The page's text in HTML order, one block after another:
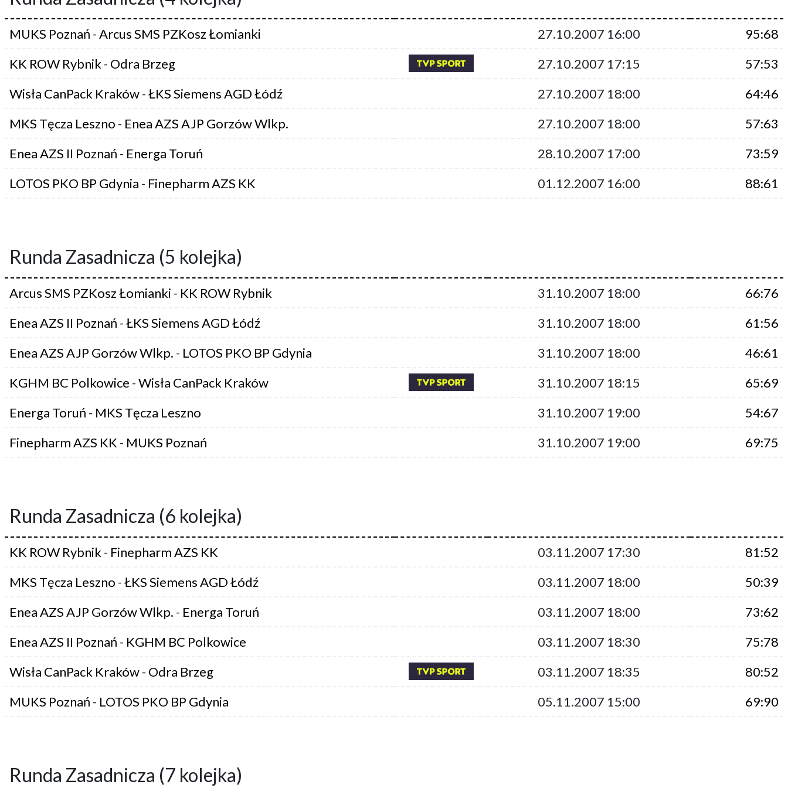
MUKS Poznań -Arcus SMS PZKosz Łomianki 27.10.2007 16:00
95:68
KK ROW Rybnik - Odra Brzeg 27.10.2007 17:15
57:53
Wisła CanPack Kraków-ŁKS Siemens AGD Łódź 27.10.2007 18:00
64:46
MKS Tęcza Leszno - Enea AZS AJP Gorzów Wlkp. 27.10.2007 18:00
57:63
Enea AZS II Poznań - Energa Toruń 28.10.2007 17:00
73:59
LOTOS PKO BP Gdynia - Finepharm AZS KK 01.12.2007 16:00 88:61
Runda Zasadnicza (5 kolejka)
Arcus SMS PZKosz Łomianki - KK ROW Rybnik 31.10.2007 18:00
66:76
Enea AZS II Poznań -ŁKS Siemens AGD Łódź 31.10.2007 18:00
61:56
Enea AZS AJP Gorzów Wlkp. - LOTOS PKO BP Gdynia 31.10.2007 18:00
46:61
KGHM BC Polkowice -Wisła CanPack Kraków 31.10.2007 18:15
65:69
Energa Toruń - MKS Tęcza Leszno 31.10.2007 19:00
54:67
Finepharm AZS KK - MUKS Poznań 31.10.2007 19:00 69:75
Runda Zasadnicza (6 kolejka)
KK ROW Rybnik - Finepharm AZS KK 03.11.2007 17:30
81:52
MKS Tęcza Leszno -ŁKS Siemens AGD Łódź 03.11.2007 18:00
50:39
Enea AZS AJP Gorzów Wlkp. - Energa Toruń 03.11.2007 18:00
73:62
Enea AZS II Poznań - KGHM BC Polkowice 03.11.2007 18:30
75:78
Wisła CanPack Kraków- Odra Brzeg 03.11.2007 18:35
80:52
MUKS Poznań - LOTOS PKO BP Gdynia 05.11.2007 15:00 69:90
Runda Zasadnicza (7 kolejka)